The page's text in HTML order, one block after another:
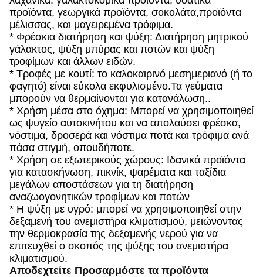
προϊόντα, γεωργικά προϊόντα, σοκολάτα,προϊόντα
μέλισσας, και μαγειρεμένα τρόφιμα.
* Φρέσκια διατήρηση και ψύξη: Διατήρηση μητρικού
γάλακτος, ψύξη μπύρας και ποτών και ψύξη
τροφίμων και άλλων ειδών.
* Τροφές με κουτί: το καλοκαιρινό μεσημεριανό (ή το
φαγητό) είναι εύκολα εκφυλισμένο.Τα γεύματα
μπορούν να θερμαίνονται για κατανάλωση..
* Χρήση μέσα στο όχημα: Μπορεί να χρησιμοποιηθεί
ως ψυγείο αυτοκινήτου και να απολαύσει φρέσκα,
νόστιμα, δροσερά και νόστιμα ποτά και τρόφιμα ανά
πάσα στιγμή, οπουδήποτε.
* Χρήση σε εξωτερικούς χώρους: Ιδανικά προϊόντα
για κατασκήνωση, πικνίκ, ψαρέματα και ταξίδια
μεγάλων αποστάσεων για τη διατήρηση
αναζωογονητικών τροφίμων και ποτών
* Η ψύξη με υγρό: μπορεί να χρησιμοποιηθεί στην
δεξαμενή του ανεμιστήρα κλιματισμού, μειώνοντας
την θερμοκρασία της δεξαμενής νερού για να
επιτευχθεί ο σκοπός της ψύξης του ανεμιστήρα
κλιματισμού.
Αποδεχτείτε Προσαρμόστε τα προϊόντα